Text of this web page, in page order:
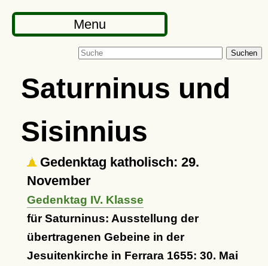
Menu
Suchen
Saturninus und
Sisinnius
Gedenktag katholisch: 29.
November
Gedenktag IV. Klasse
für Saturninus: Ausstellung der
übertragenen Gebeine in der
Jesuitenkirche in Ferrara 1655: 30. Mai